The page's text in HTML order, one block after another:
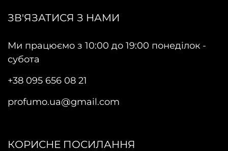
ЗВ'ЯЗАТИСЯ З НАМИ
Ми працюємо з 10:00 до 19:00 понеділок -
субота
+38 095 656 08 21
profumo.ua@gmail.com
КОРИСНЕ ПОСИЛАННЯ